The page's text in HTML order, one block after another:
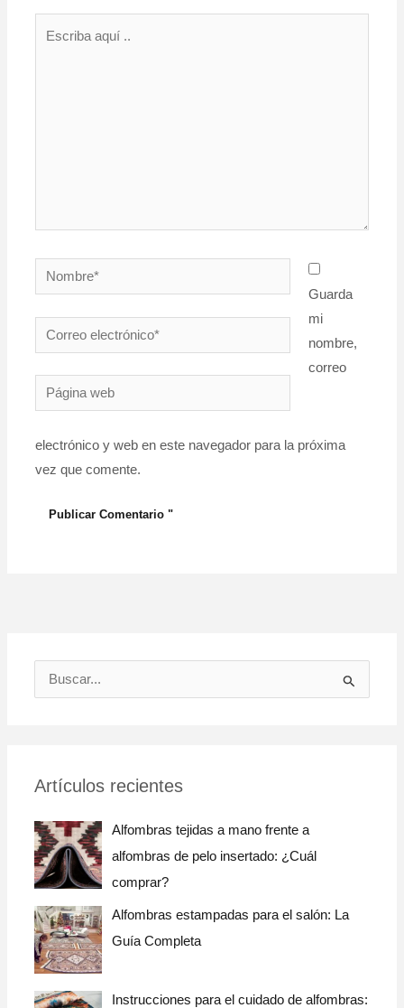
Nombre*
Correo
electrónico*
Página
web
Guarda
mi
nombre,
correo
electrónico y web en este navegador para la próxima
vez que comente.
a
Artículos recientes
Alfombras tejidas a mano frente a
alfombras de pelo insertado: ¿Cuál
comprar?
Alfombras estampadas para el salón: La
Guía Completa
Instrucciones para el cuidado de alfombras: